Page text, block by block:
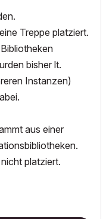
Treppe platziert.
bisher lt.
Instanzen)
aus einer
platziert.